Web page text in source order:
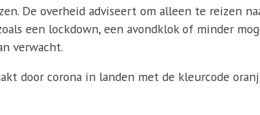
De overheid adviseert om alleen te reizen
een lockdown, een avondklok of minder
verwacht.
door corona in landen met de kleurcode